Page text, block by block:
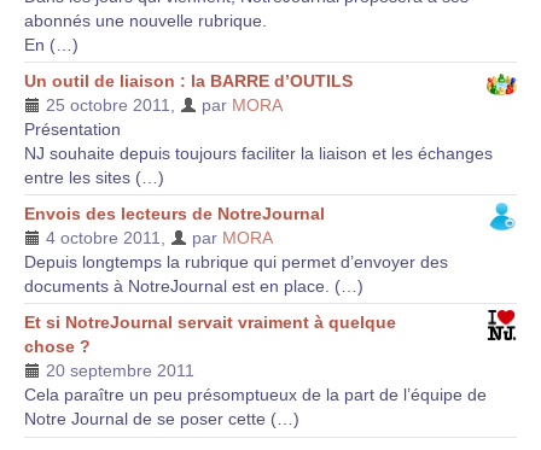
abonnés une nouvelle rubrique.
En (…)
Un outil de liaison : la BARRE d’OUTILS
25 octobre 2011
par MORA
Présentation
NJ souhaite depuis toujours faciliter la liaison et les échanges
entre les sites (…)
Envois des lecteurs de NotreJournal
4 octobre 2011
par MORA
Depuis longtemps la rubrique qui permet d’envoyer des
documents à NotreJournal est en place. (…)
Et si NotreJournal servait vraiment à quelque
chose ?
20 septembre 2011
Cela paraître un peu présomptueux de la part de l’équipe de
Notre Journal de se poser cette (…)